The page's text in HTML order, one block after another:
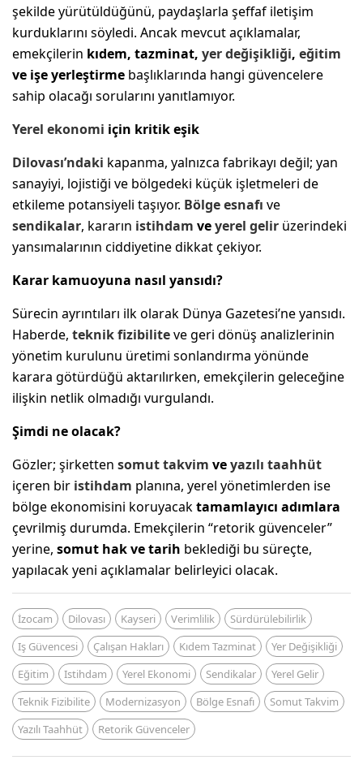
şekilde yürütüldüğünü, paydaşlarla şeffaf iletişim
kurduklarını söyledi. Ancak mevcut açıklamalar,
emekçilerin kıdem, tazminat, yer değişikliği, eğitim
ve işe yerleştirme başlıklarında hangi güvencelere
sahip olacağı sorularını yanıtlamıyor.
Yerel ekonomi için kritik eşik
Dilovası’ndaki kapanma, yalnızca fabrikayı değil; yan
sanayiyi, lojistiği ve bölgedeki küçük işletmeleri de
etkileme potansiyeli taşıyor. Bölge esnafı ve
sendikalar, kararın istihdam veyerel gelir üzerindeki
yansımalarının ciddiyetine dikkat çekiyor.
Karar kamuoyuna nasıl yansıdı?
Sürecin ayrıntıları ilk olarak Dünya Gazetesi’ne yansıdı.
Haberde, teknik fizibiliteve geri dönüş analizlerinin
yönetim kurulunu üretimi sonlandırma yönünde
karara götürdüğü aktarılırken, emekçilerin geleceğine
ilişkin netlik olmadığı vurgulandı.
Şimdi ne olacak?
Gözler; şirketten somut takvim veyazılı taahhüt
içeren bir istihdam planına, yerel yönetimlerden ise
bölge ekonomisini koruyacaktamamlayıcı adımlara
çevrilmiş durumda. Emekçilerin “retorik güvenceler”
yerine, somut hak ve tarih beklediği bu süreçte,
yapılacak yeni açıklamalar belirleyici olacak.
İzocam Dilovası Kayseri Verimlilik
Sürdürülebilirlik
Iş Güvencesi
Çalışan Hakları Kıdem Tazminat
Yer Değişikliği
Eğitim
Istihdam Yerel Ekonomi Sendikalar
Yerel Gelir
Teknik Fizibilite
Modernizasyon Bölge Esnafı
Somut Takvim
Yazılı Taahhüt
Retorik Güvenceler